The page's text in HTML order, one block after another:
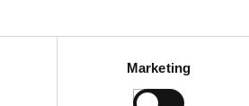
Marketing